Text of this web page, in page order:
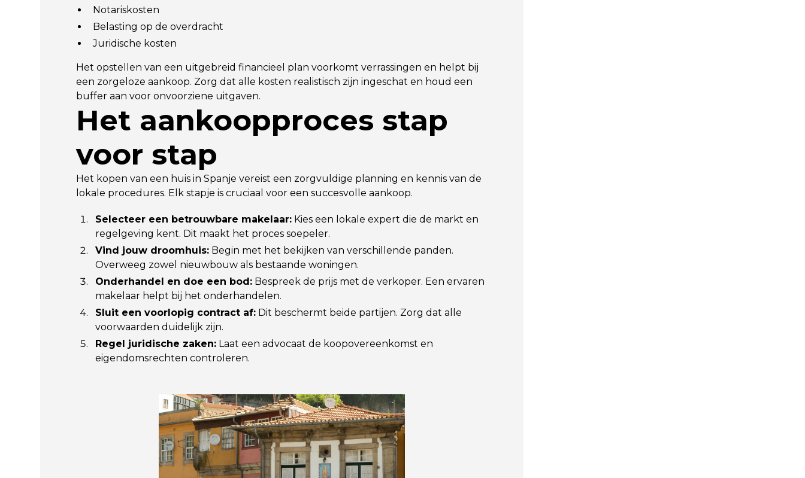
Notariskosten
Belasting op de overdracht
Juridische kosten
Het opstellen van een uitgebreid financieel plan voorkomt verrassingen en helpt bij
een zorgeloze aankoop. Zorg dat alle kosten realistisch zijn ingeschat en houd een
buffer aan voor onvoorziene uitgaven.
Het aankoopproces stap
voor stap
Het kopen van een huis in Spanje vereist een zorgvuldige planning en kennis van de
lokale procedures. Elk stapje is cruciaal voor een succesvolle aankoop.
Selecteer een betrouwbare makelaar: Kies een lokale expert die de markt en
regelgeving kent. Dit maakt het proces soepeler.
Vind jouw droomhuis: Begin met het bekijken van verschillende panden.
Overweeg zowel nieuwbouw als bestaande woningen.
Onderhandel en doe een bod: Bespreek de prijs met de verkoper. Een ervaren
makelaar helpt bij het onderhandelen.
Sluit een voorlopig contract af: Dit beschermt beide partijen. Zorg dat alle
voorwaarden duidelijk zijn.
Regel juridische zaken: Laat een advocaat de koopovereenkomst en
eigendomsrechten controleren.